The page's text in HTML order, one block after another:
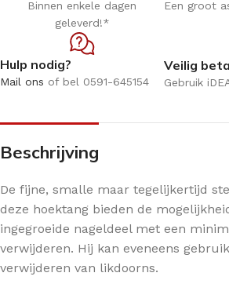
Binnen enkele dagen
geleverd!*
Een groot
Hulp nodig?
Mail ons of bel 0591-645154
Veilig
Gebruik
Beschrijving
De fijne, smalle maar tegelijkertijd
deze hoektang bieden de
ingegroeide nageldeel met een
verwijderen. Hij kan eveneens
verwijderen van likdoorns.